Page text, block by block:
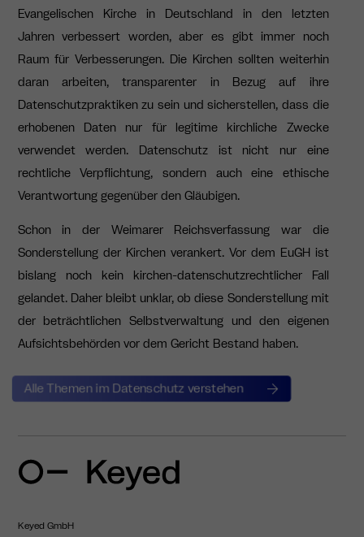
Evangelischen Kirche in Deutschland in den letzten
Jahren verbessert worden, aber es gibt immer noch
Raum für Verbesserungen. Die Kirchen sollten weiterhin
daran arbeiten, transparenter in Bezug auf ihre
Datenschutzpraktiken zu sein und sicherstellen, dass die
erhobenen Daten nur für legitime kirchliche Zwecke
verwendet werden. Datenschutz ist nicht nur eine
rechtliche Verpflichtung, sondern auch eine ethische
Verantwortung gegenüber den Gläubigen.
Schon in der Weimarer Reichsverfassung war die
Sonderstellung der Kirchen verankert. Vor dem EuGH ist
bislang noch kein kirchen-datenschutzrechtlicher Fall
gelandet. Daher bleibt unklar, ob diese Sonderstellung mit
der beträchtlichen Selbstverwaltung und den eigenen
Aufsichtsbehörden vor dem Gericht Bestand haben.
Alle Themen im Datenschutz verstehen
Keyed GmbH